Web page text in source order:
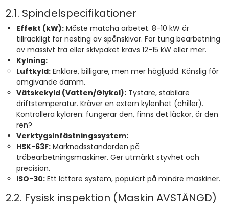
2.1. Spindelspecifikationer
Effekt (kW):Måste matcha arbetet. 8-10 kW är
tillräckligt för nesting av spånskivor. För tung bearbetning
av massivt trä eller skivpaket krävs 12-15 kW eller mer.
Kylning:
Luftkyld:Enklare, billigare, men mer högljudd. Känslig för
omgivande damm.
Vätskekyld (Vatten/Glykol):Tystare, stabilare
driftstemperatur. Kräver en extern kylenhet (chiller).
Kontrollera kylaren: fungerar den, finns det läckor, är den
ren?
Verktygsinfästningssystem:
HSK-63F:Marknadsstandarden på
träbearbetningsmaskiner. Ger utmärkt styvhet och
precision.
ISO-30:Ett lättare system, populärt på mindre maskiner.
2.2. Fysisk inspektion (Maskin AVSTÄNGD)